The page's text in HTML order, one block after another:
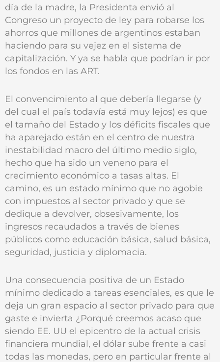
día de la madre, la Presidenta envió al
Congreso un proyecto de ley para robarse los
ahorros que millones de argentinos estaban
haciendo para su vejez en el sistema de
capitalización. Y ya se habla que podrían ir por
los fondos en las ART.
El convencimiento al que debería llegarse (y
del cual el país todavía está muy lejos) es que
el tamaño del Estado y los déficits fiscales que
ha aparejado están en el centro de nuestra
inestabilidad macro del último medio siglo,
hecho que ha sido un veneno para el
crecimiento económico a tasas altas. El
camino, es un estado mínimo que no agobie
con impuestos al sector privado y que se
dedique a devolver, obsesivamente, los
ingresos recaudados a través de bienes
públicos como educación básica, salud básica,
seguridad, justicia y diplomacia.
Una consecuencia positiva de un Estado
mínimo dedicado a tareas esenciales, es que le
deja un gran espacio al sector privado para que
gaste e invierta ¿Porqué creemos acaso que
siendo EE. UU el epicentro de la actual crisis
financiera mundial, el dólar sube frente a casi
todas las monedas, pero en particular frente al